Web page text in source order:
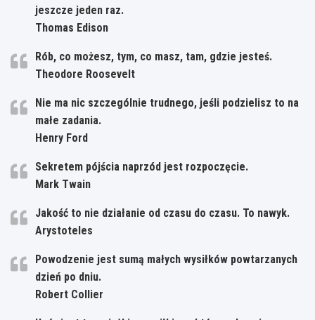
jeszcze jeden raz.
Thomas Edison
Rób, co możesz, tym, co masz, tam, gdzie jesteś.
Theodore Roosevelt
Nie ma nic szczególnie trudnego, jeśli podzielisz to na
małe zadania.
Henry Ford
Sekretem pójścia naprzód jest rozpoczęcie.
Mark Twain
Jakość to nie działanie od czasu do czasu. To nawyk.
Arystoteles
Powodzenie jest sumą małych wysiłków powtarzanych
dzień po dniu.
Robert Collier